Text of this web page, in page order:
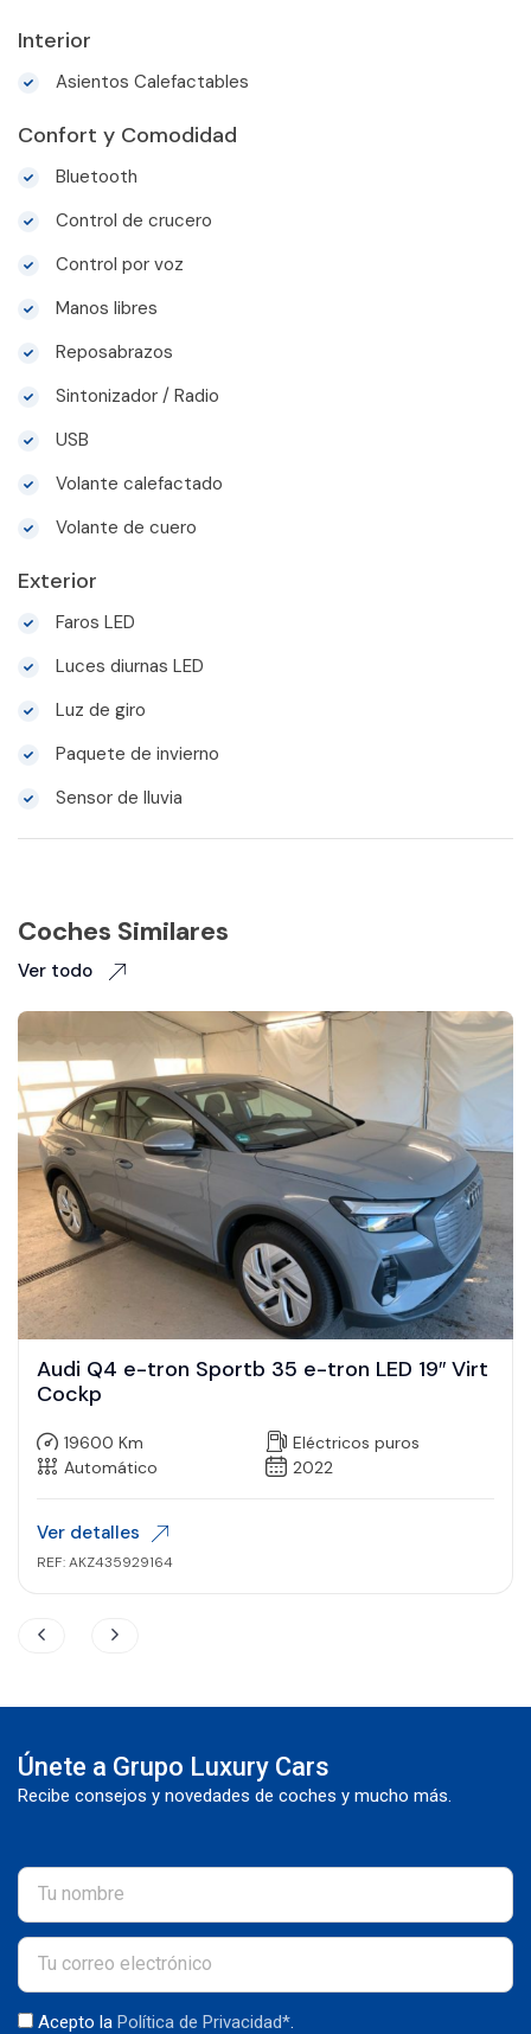
Interior
Asientos Calefactables
Confort y Comodidad
Bluetooth
Control de crucero
Control por voz
Manos libres
Reposabrazos
Sintonizador / Radio
USB
Volante calefactado
Volante de cuero
Exterior
Faros LED
Luces diurnas LED
Luz de giro
Paquete de invierno
Sensor de lluvia
Coches Similares
Ver todo
Audi Q4 e-tron Sportb 35 e-tron LED 19″ Virt
Cockp
19600 Km
Eléctricos puros
Automático
2022
Ver detalles
REF: AKZ435929164
Únete a Grupo Luxury Cars
Recibe consejos y novedades de coches y mucho más.
Acepto la Política de Privacidad*